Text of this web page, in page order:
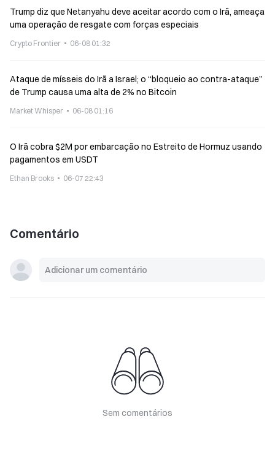
Trump diz que Netanyahu deve aceitar acordo com o Irã, ameaça
uma operação de resgate com forças especiais
Crypto Frontier 06-08 01:32
Ataque de mísseis do Irã a Israel; o “bloqueio ao contra-ataque”
de Trump causa uma alta de 2% no Bitcoin
Market Whisper 06-08 01:16
O Irã cobra $2M por embarcação no Estreito de Hormuz usando
pagamentos em USDT
Ethan Brooks 06-07 22:43
Comentário
Sem comentários